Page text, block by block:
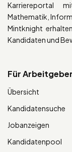
Karriereportal
Mathematik,
Mintknight
Kandidaten und
Für Arbeitgeber
Übersicht
Kandidatensuche
Jobanzeigen
Kandidatenpool